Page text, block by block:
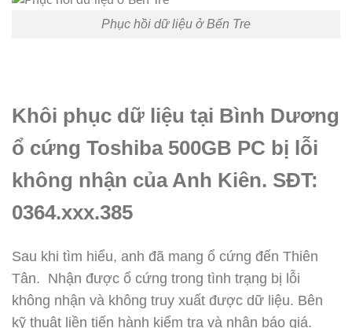
Phục hồi dữ liệu ở Bến Tre
Khôi phục dữ liệu tại Bình Dương
ổ cứng Toshiba 500GB PC bị lỗi
không nhận của Anh Kiên. SĐT:
0364.xxx.385
Sau khi tìm hiểu, anh đã mang ổ cứng đến Thiên
Tân. Nhận được ổ cứng trong tình trạng bị lỗi
không nhận và không truy xuất được dữ liệu. Bên
kỹ thuật liền tiến hành kiểm tra và nhận báo giá.